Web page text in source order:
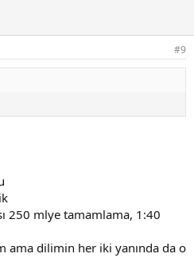
#9
250 mlye tamamlama, 1:40
ama dilimin her iki yanında da o